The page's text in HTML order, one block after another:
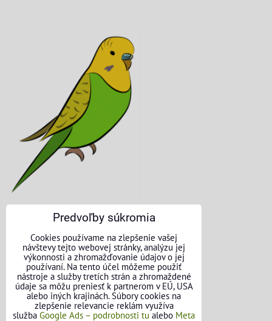
KONTAKTNÉ ÚDAJE
O nás
Kontakt
Požičovňa náradia
Predvoľby súkromia
Cookies používame na zlepšenie vašej
návštevy tejto webovej stránky, analýzu jej
výkonnosti a zhromažďovanie údajov o jej
používaní. Na tento účel môžeme použiť
nástroje a služby tretích strán a zhromaždené
údaje sa môžu preniesť k partnerom v EÚ, USA
alebo iných krajinách. Súbory cookies na
zlepšenie relevancie reklám využíva
služba Google Ads – podrobnosti tu alebo Meta